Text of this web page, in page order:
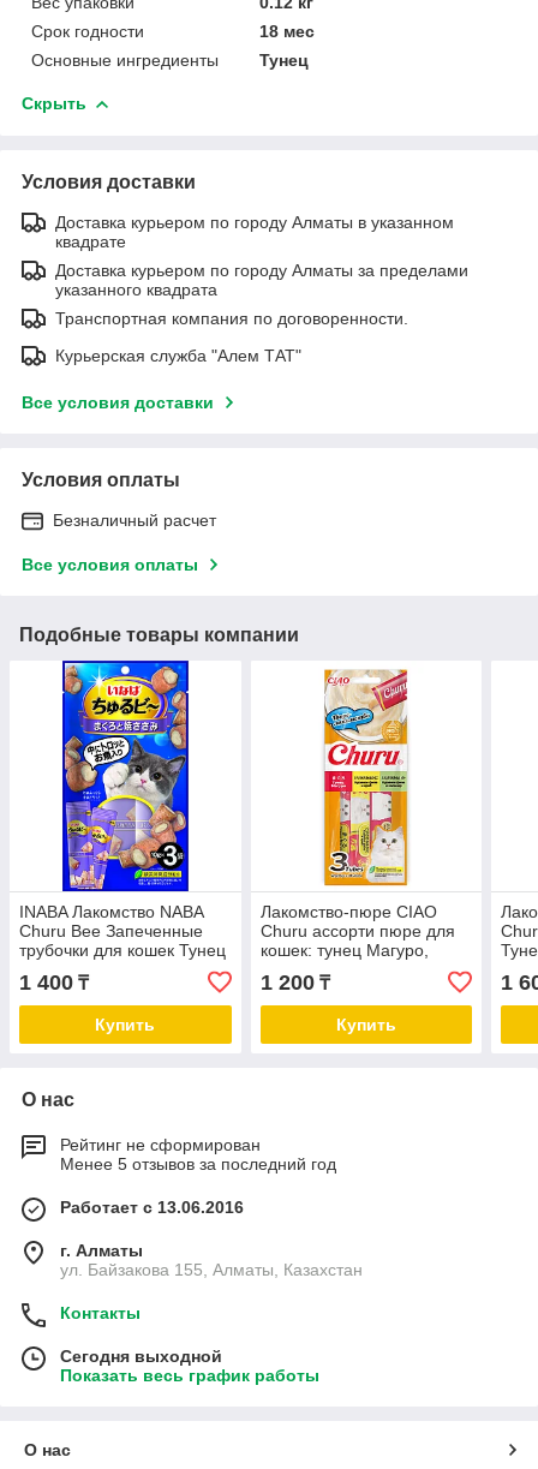
Срок годности
18 мес
Основные ингредиенты
Тунец
Скрыть
Условия доставки
Доставка курьером по городу Алматы в указанном
квадрате
Доставка курьером по городу Алматы за пределами
указанного квадрата
Транспортная компания по договоренности.
Курьерская служба "Алем ТАТ"
Все условия доставки
Условия оплаты
Безналичный расчет
Все условия оплаты
Подобные товары компании
INABA Лакомство NABA
Churu Bee Запеченные
трубочки для кошек Тунец
Магуро и запечённое
куриное филе 30 г
1 400 ₸
Купить
Лакомство-пюре CIAO
Churu ассорти пюре для
кошек: тунец Магуро,
куриное филе и краб,
куриное филе и кальмар
14г * 3шт
1 200₸
Купить
1
О нас
Рейтинг не сформирован
Менее 5 отзывов за последний год
Работает с 13.06.2016
г. Алматы
ул. Байзакова 155, Алматы, Казахстан
Контакты
Сегодня выходной
Показать весь график работы
О нас